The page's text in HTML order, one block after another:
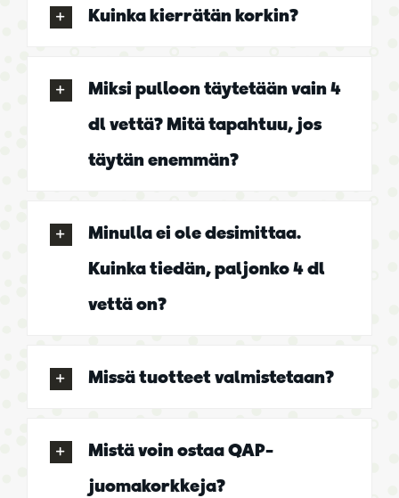
Kuinka kierrätän korkin?
Miksi pulloon täytetään vain 4
dl vettä? Mitä tapahtuu, jos
täytän enemmän?
Minulla ei ole desimittaa.
Kuinka tiedän, paljonko 4 dl
vettä on?
Missä tuotteet valmistetaan?
Mistä voin ostaa QAP-
juomakorkkeja?